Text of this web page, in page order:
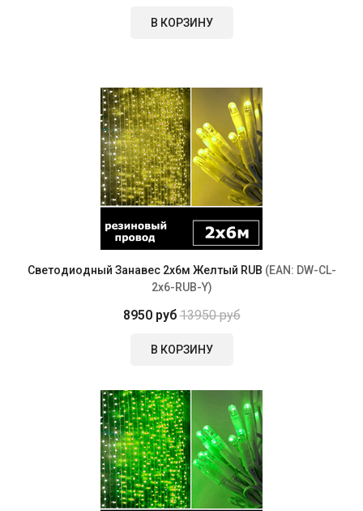
В КОРЗИНУ
Светодиодный Занавес 2х6м Желтый RUB (EAN: DW-CL-
2x6-RUB-Y)
8950 руб13950 руб
В КОРЗИНУ